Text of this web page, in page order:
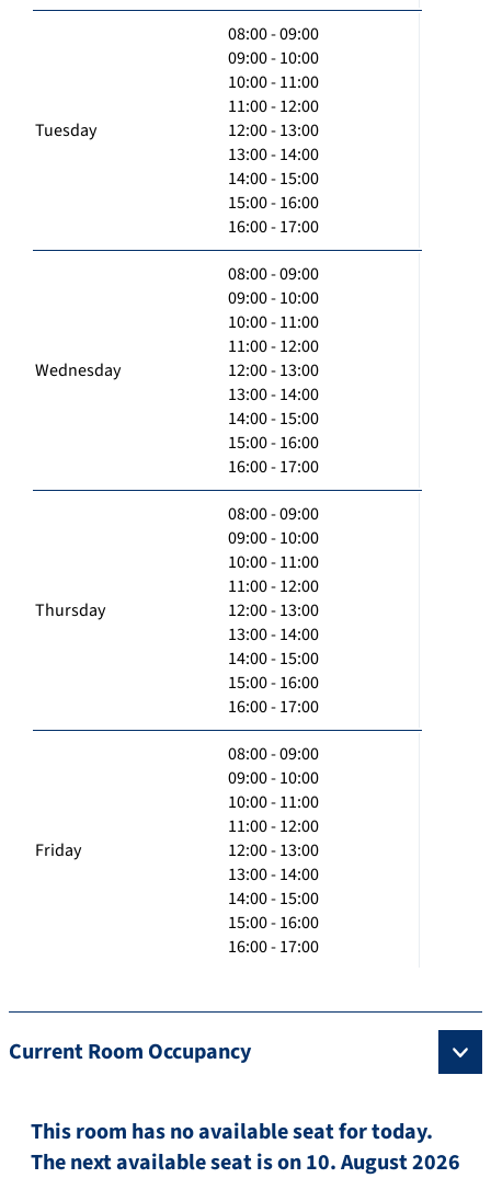
Tuesday
08:00 - 09:00
09:00 - 10:00
10:00 - 11:00
11:00 - 12:00
12:00 - 13:00
13:00 - 14:00
14:00 - 15:00
15:00 - 16:00
16:00 - 17:00
Wednesday
08:00 - 09:00
09:00 - 10:00
10:00 - 11:00
11:00 - 12:00
12:00 - 13:00
13:00 - 14:00
14:00 - 15:00
15:00 - 16:00
16:00 - 17:00
Thursday
08:00 - 09:00
09:00 - 10:00
10:00 - 11:00
11:00 - 12:00
12:00 - 13:00
13:00 - 14:00
14:00 - 15:00
15:00 - 16:00
16:00 - 17:00
Friday
08:00 - 09:00
09:00 - 10:00
10:00 - 11:00
11:00 - 12:00
12:00 - 13:00
13:00 - 14:00
14:00 - 15:00
15:00 - 16:00
16:00 - 17:00
Current Room Occupancy
This room has no available seat for today.
The next available seat is on 10. August 2026